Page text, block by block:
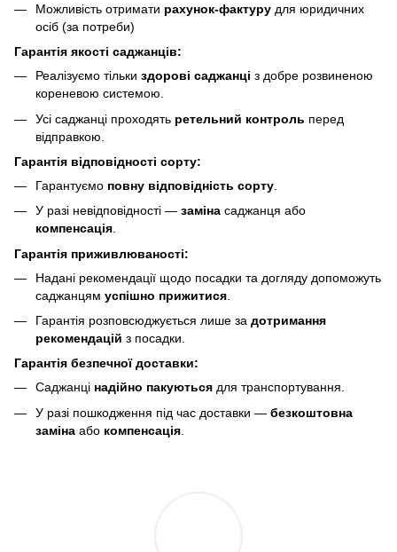
Можливість отримати рахунок-фактуру для юридичних
осіб (за потреби)
Гарантія якості саджанців:
Реалізуємо тільки здорові саджанці з добре розвиненою
кореневою системою.
Усі саджанці проходять ретельний контроль перед
відправкою.
Гарантія відповідності сорту:
Гарантуємо повну відповідність сорту
У разі невідповідності — заміна саджанця або
компенсація.
Гарантія приживлюваності:
Надані рекомендації щодо посадки та догляду допоможуть
саджанцям успішно прижитися
Гарантія розповсюджується лише за дотримання
рекомендацій з посадки.
Гарантія безпечної доставки:
Саджанці надійно пакуються для транспортування.
У разі пошкодження під час доставки — безкоштовна
заміна або компенсація